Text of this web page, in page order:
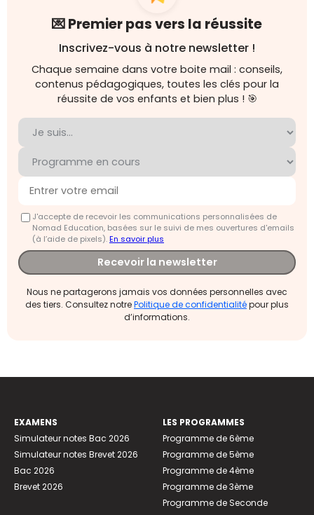
💌 Premier pas vers la réussite
Inscrivez-vous à notre newsletter !
Chaque semaine dans votre boite mail : conseils,
contenus pédagogiques, toutes les clés pour la
réussite de vos enfants et bien plus ! 🎯
J'accepte de recevoir les communications personnalisées de
Nomad Education, basées sur le suivi de mes ouvertures d'emails
(à l’aide de pixels).En savoir plus
Recevoir la newsletter
Nous ne partagerons jamais vos données personnelles avec
des tiers. Consultez notrePolitique de confidentialitépour plus
d’informations.
EXAMENS
Simulateur notes Bac 2026
Simulateur notes Brevet 2026
Bac 2026
Brevet 2026
LES PROGRAMMES
Programme de 6ème
Programme de 5ème
Programme de 4ème
Programme de 3ème
Programme de Seconde